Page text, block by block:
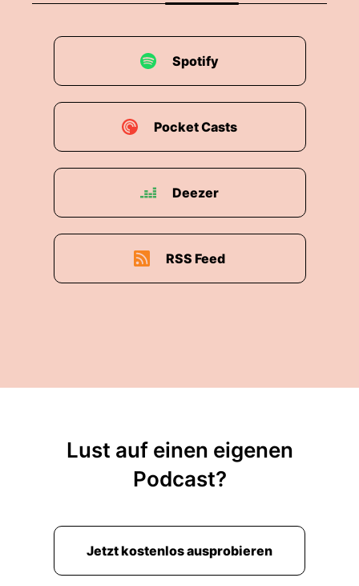
Spotify
Pocket Casts
Deezer
RSS Feed
Lust auf einen eigenen
Podcast?
Jetzt kostenlos ausprobieren